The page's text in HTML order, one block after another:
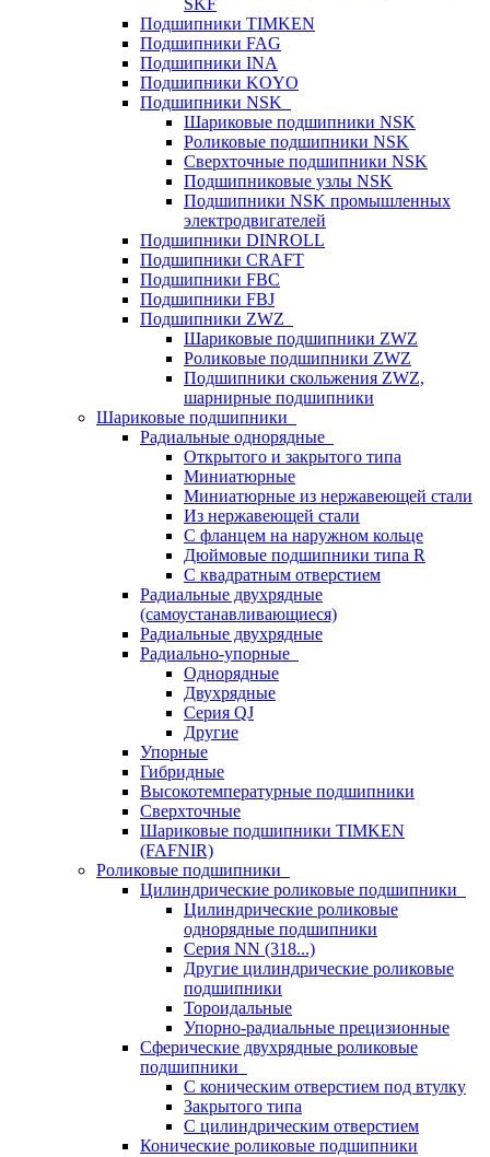
SKF
Подшипники TIMKEN
Подшипники FAG
Подшипники INA
Подшипники KOYO
Подшипники NSK
Шариковые подшипники NSK
Роликовые подшипники NSK
Сверхточные подшипники NSK
Подшипниковые узлы NSK
Подшипники NSK промышленных
электродвигателей
Подшипники DINROLL
Подшипники CRAFT
Подшипники FBC
Подшипники FBJ
Подшипники ZWZ
Шариковые подшипники ZWZ
Роликовые подшипники ZWZ
Подшипники скольжения ZWZ,
шарнирные подшипники
Шариковые подшипники
Радиальные однорядные
Открытого и закрытого типа
Миниатюрные
Миниатюрные из нержавеющей стали
Из нержавеющей стали
С фланцем на наружном кольце
Дюймовые подшипники типа R
С квадратным отверстием
Радиальные двухрядные
(самоустанавливающиеся)
Радиальные двухрядные
Радиально-упорные
Однорядные
Двухрядные
Серия QJ
Другие
Упорные
Гибридные
Высокотемпературные подшипники
Сверхточные
Шариковые подшипники TIMKEN
(FAFNIR)
Роликовые подшипники
Цилиндрические роликовые подшипники
Цилиндрические роликовые
однорядные подшипники
Серия NN (318...)
Другие цилиндрические роликовые
подшипники
Тороидальные
Упорно-радиальные прецизионные
Сферические двухрядные роликовые
подшипники
С коническим отверстием под втулку
Закрытого типа
С цилиндрическим отверстием
Конические роликовые подшипники